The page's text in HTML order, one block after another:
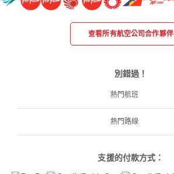
查看所有航空公司合作夥伴
別錯過！
熱門航班
熱門路線
支援的付款方式：